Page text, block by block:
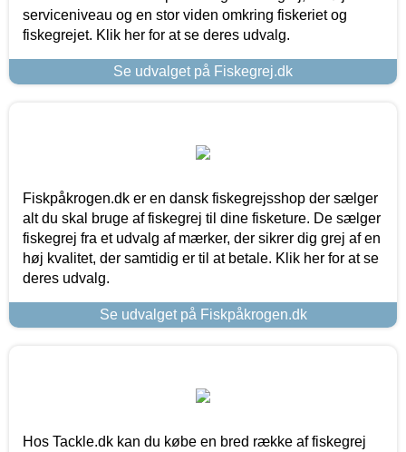
serviceniveau og en stor viden omkring fiskeriet og
fiskegrejet. Klik her for at se deres udvalg.
Se udvalget på Fiskegrej.dk
Fiskpåkrogen.dk er en dansk fiskegrejsshop der sælger
alt du skal bruge af fiskegrej til dine fisketure. De sælger
fiskegrej fra et udvalg af mærker, der sikrer dig grej af en
høj kvalitet, der samtidig er til at betale. Klik her for at se
deres udvalg.
Se udvalget på Fiskpåkrogen.dk
Hos Tackle.dk kan du købe en bred række af fiskegrej